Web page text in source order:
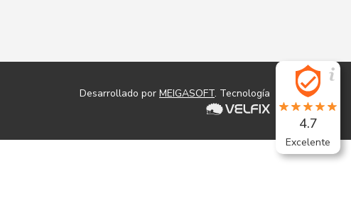
Desarrollado por MEIGASOFT. Tecnología
4.7
Excelente